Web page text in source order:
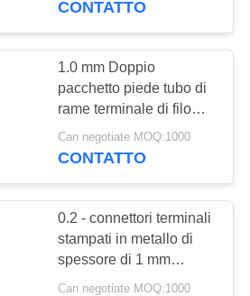
CONTATTO
1.0 mm Doppio
pacchetto piede tubo di
rame terminale di filo
femminile
Can negotiate MOQ:1000
CONTATTO
0.2 - connettori terminali
stampati in metallo di
spessore di 1 mm
placcati in oro
Can negotiate MOQ:1000